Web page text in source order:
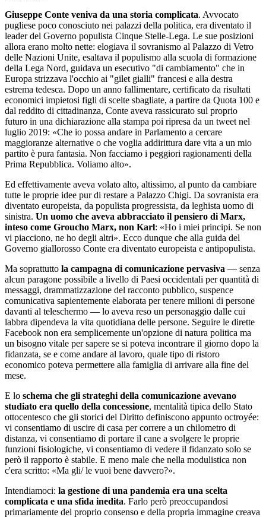
Giuseppe Conte veniva da una storia complicata. Avvocato
pugliese poco conosciuto nei palazzi della politica, era diventato il
leader del Governo populista Cinque Stelle-Lega. Le sue posizioni
allora erano molto nette: elogiava il sovranismo al Palazzo di Vetro
delle Nazioni Unite, esaltava il populismo alla scuola di formazione
della Lega Nord, guidava un esecutivo "di cambiamento" che in
Europa strizzava l'occhio ai "gilet gialli" francesi e alla destra
estrema tedesca. Dopo un anno fallimentare, certificato da risultati
economici impietosi figli di scelte sbagliate, a partire da Quota 100 e
dal reddito di cittadinanza, Conte aveva rassicurato sul proprio
futuro in una dichiarazione alla stampa poi ripresa da un tweet nel
luglio 2019: «Che io possa andare in Parlamento a cercare
maggioranze alternative o che voglia addirittura dare vita a un mio
partito è pura fantasia. Non facciamo i peggiori ragionamenti della
Prima Repubblica. Voliamo alto».
Ed effettivamente aveva volato alto, altissimo, al punto da cambiare
tutte le proprie idee pur di restare a Palazzo Chigi. Da sovranista era
diventato europeista, da populista progressista, da leghista uomo di
sinistra. Un uomo che aveva abbracciato il pensiero di Marx,
inteso come Groucho Marx, non Karl: «Ho i miei principi. Se non
vi piacciono, ne ho degli altri». Ecco dunque che alla guida del
Governo giallorosso Conte era diventato europeista e antipopulista.
Ma soprattutto la campagna di comunicazione pervasiva — senza
alcun paragone possibile a livello di Paesi occidentali per quantità di
messaggi, drammatizzazione del racconto pubblico, suspence
comunicativa sapientemente elaborata per tenere milioni di persone
davanti al teleschermo — lo aveva reso un personaggio dalle cui
labbra dipendeva la vita quotidiana delle persone. Seguire le dirette
Facebook non era semplicemente un'opzione di natura politica ma
un bisogno vitale per sapere se si poteva incontrare il giorno dopo la
fidanzata, se e come andare al lavoro, quale tipo di ristoro
economico poteva permettere alla famiglia di arrivare alla fine del
mese.
E lo schema che gli strateghi della comunicazione avevano
studiato era quello della concessione, mentalità tipica dello Stato
ottocentesco che gli storici del Diritto definiscono appunto octroyée:
vi consentiamo di uscire di casa per correre a un chilometro di
distanza, vi consentiamo di portare il cane a svolgere le proprie
funzioni fisiologiche, vi consentiamo di vedere il fidanzato solo se
però il rapporto è stabile. E meno male che nella modulistica non
c'era scritto: «Ma gli/ le vuoi bene davvero?».
Intendiamoci: la gestione di una pandemia era una scelta
complicata e una sfida inedita. Farlo però preoccupandosi
primariamente del proprio consenso e della propria immagine creava